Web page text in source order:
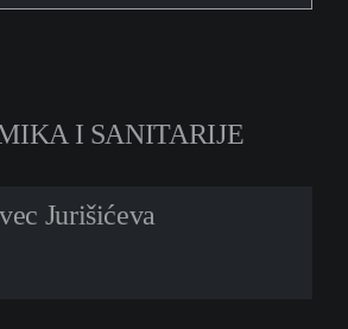
I SANITARIJE
Jurišićeva